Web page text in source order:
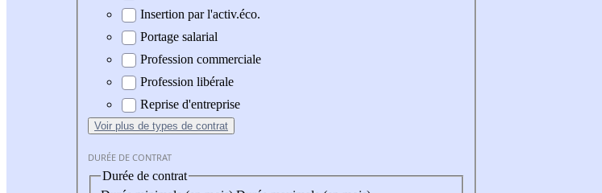
Insertion par l'activ.éco.
Portage salarial
Profession commerciale
Profession libérale
Reprise d'entreprise
Voir plus de types de contrat
DURÉE DE CONTRAT
Durée de contrat